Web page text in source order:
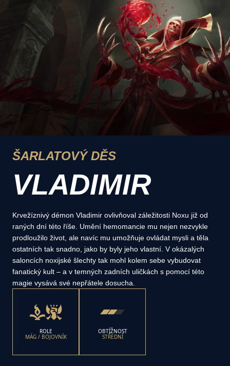
ŠARLATOVÝ DĚS
VLADIMIR
Krvežíznivý démon Vladimir ovlivňoval záležitosti Noxu již od
raných dní této říše. Umění hemomancie mu nejen nezvykle
prodloužilo život, ale navíc mu umožňuje ovládat mysli a těla
ostatních tak snadno, jako by byly jeho vlastní. V okázalých
saloncích noxijské šlechty tak mohl kolem sebe vybudovat
fanatický kult – a v temných zadních uličkách s pomocí této
magie vysává své nepřátele dosucha.
ROLE
MÁG / BOJOVNÍK
OBTÍŽNOST
STŘEDNÍ